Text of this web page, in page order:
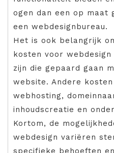
ogen dan een op maat
een webdesignbureau.
Het is ook belangrijk
kosten voor
zijn die gepaard gaan
website. Andere
webhosting,
inhoudscreatie en
Kortom, de
webdesign variëren
specifieke behoeften